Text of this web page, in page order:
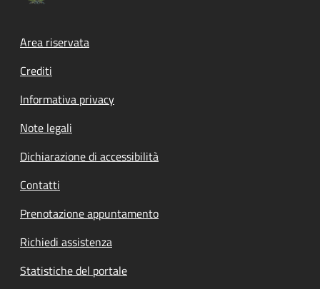
Footer menu
Area riservata
Crediti
Informativa privacy
Note legali
Dichiarazione di accessibilità
Contatti
Prenotazione appuntamento
Richiedi assistenza
Statistiche del portale